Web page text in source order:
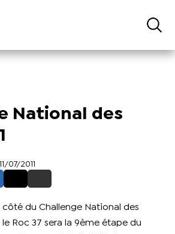
National des
11/07/2011
côté du Challenge National des
le Roc 37 sera la 9ème étape du